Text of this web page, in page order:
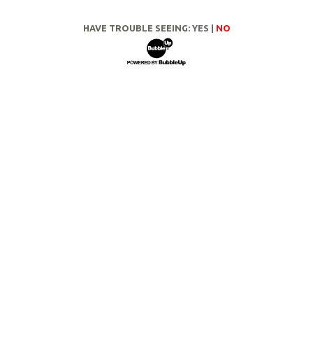
HAVE TROUBLE SEEING: YES NO